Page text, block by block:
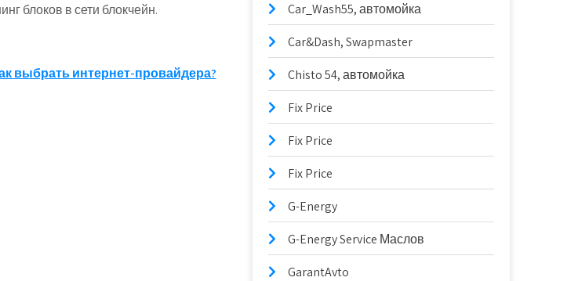
блоков в сети блокчейн.
выбрать интернет-провайдера?
Car_Wash55, автомойка
Car&Dash, Swapmaster
Chisto 54, автомойка
Fix Price
Fix Price
Fix Price
G-Energy
G-Energy Service Маслов
GarantAvto